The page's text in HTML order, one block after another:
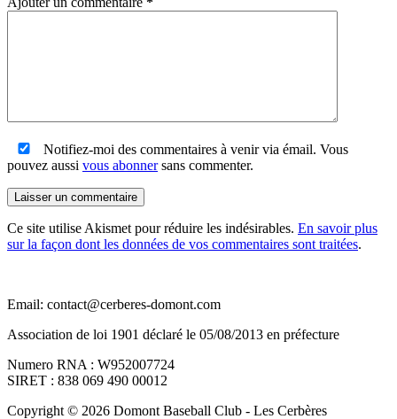
Notifiez-moi des commentaires à venir via émail. Vous
pouvez aussi vous abonnersans commenter.
Laisser un commentaire
Ce site utilise Akismet pour réduire les indésirables. En savoir plus
sur la façon dont les données de vos commentaires sont traitées.
Email: contact@cerberes-domont.com
Association de loi 1901 déclaré le 05/08/2013 en préfecture
Numero RNA : W952007724
SIRET : 838 069 490 00012
Copyright © 2026 Domont Baseball Club - Les Cerbères